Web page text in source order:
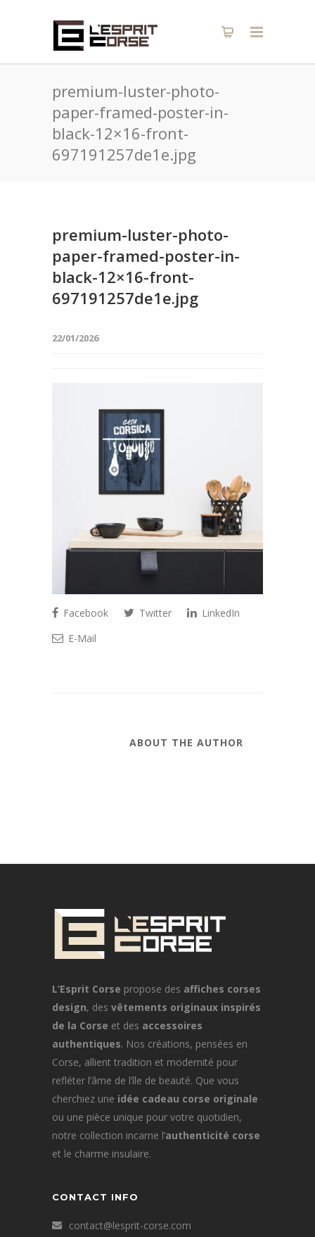
premium-luster-photo-
paper-framed-poster-in-
black-12×16-front-
697191257de1e.jpg
premium-luster-photo-
paper-framed-poster-in-
black-12×16-front-
697191257de1e.jpg
22/01/2026
Facebook Twitter
LinkedIn
E-Mail
ABOUT THE AUTHOR
L’Esprit Corse propose des affiches corses
design, des vêtements originaux inspirés
de la Corse et des accessoires
authentiques. Nos créations, pensées en
Corse, allient tradition et modernité pour
refléter l’âme de l’île de beauté. Que vous
cherchiez une idée cadeau corse originale
ou une pièce unique pour votre quotidien,
notre collection incarne l’authenticité corse
et le charme insulaire.
CONTACT INFO
contact@lesprit-corse.com